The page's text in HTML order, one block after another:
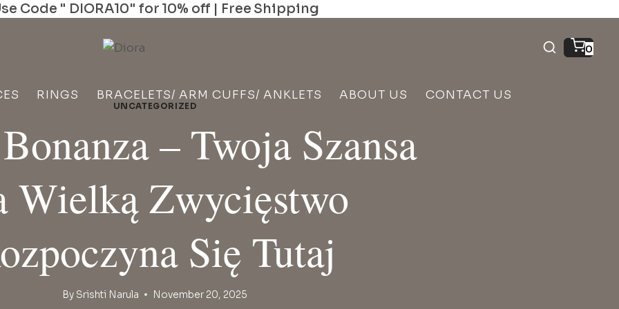
Code " DIORA10" for 10% off | Free Shipping
0
RINGS BRACELETS/ ARM CUFFS/ ANKLETS ABOUT US CONTACT US
UNCATEGORIZED
– Twoja Szansa
Wielką Zwycięstwo
Się Tutaj
By Srishti Narula November 20, 2025